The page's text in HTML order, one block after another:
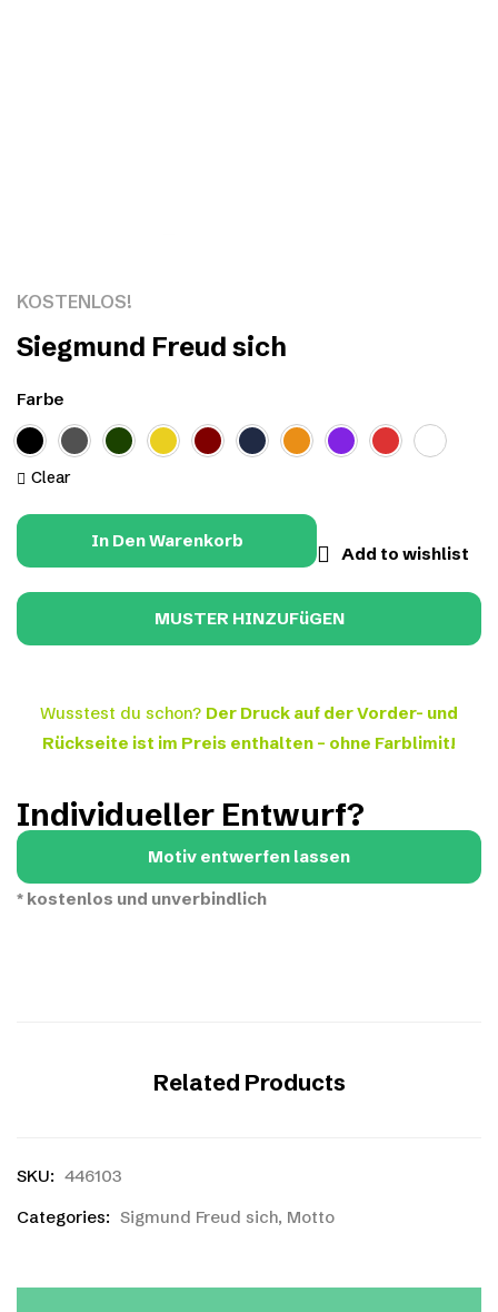
KOSTENLOS!
Siegmund Freud sich
Farbe
Clear
In Den Warenkorb
Add to wishlist
Wusstest du schon? Der Druck auf der Vorder- und
Rückseite ist im Preis enthalten – ohne Farblimit!
Individueller Entwurf?
Motiv entwerfen lassen
* kostenlos und unverbindlich
Related Products
SKU: 446103
Categories: Sigmund Freud sich, Motto